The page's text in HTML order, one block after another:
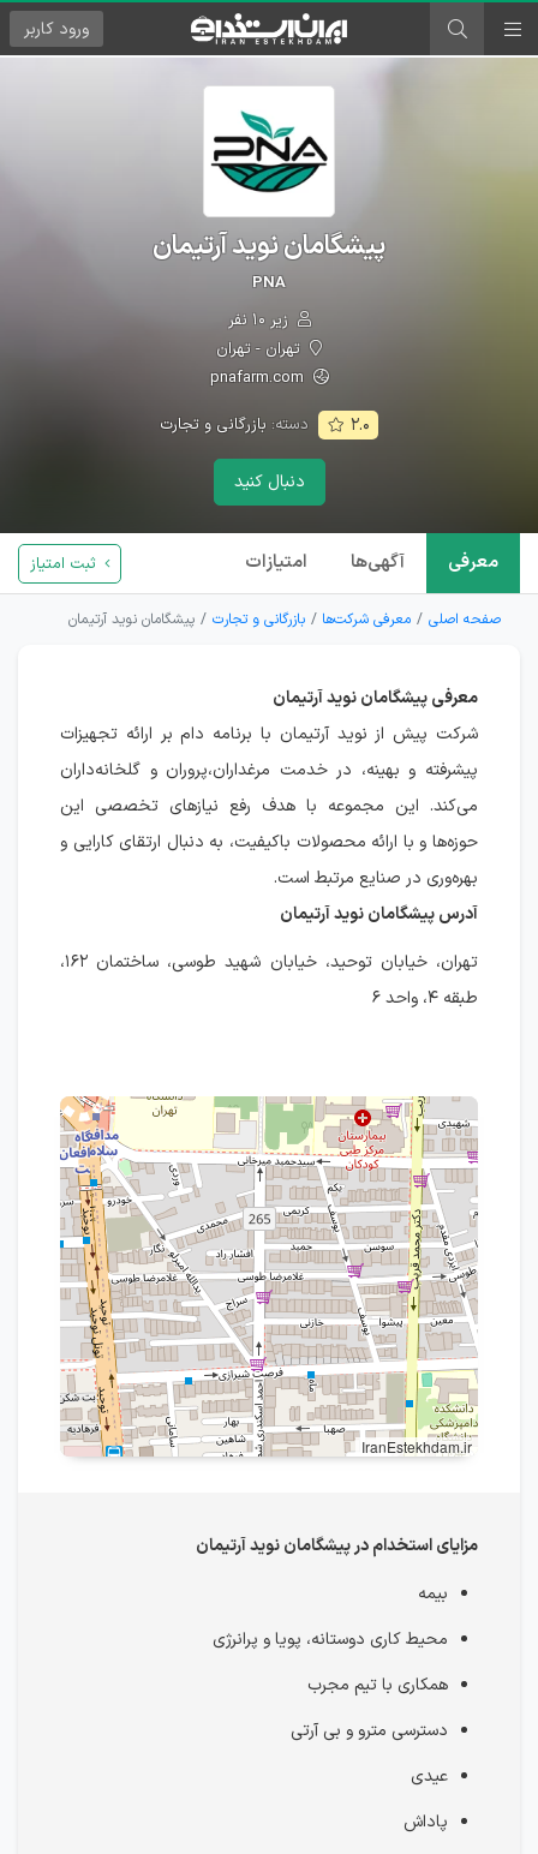
ورود کاربر
پیشگامان نوید آرتیمان
PNA
زیر ۱۰ نفر
تهران - تهران
pnafarm.com
۲.۰ دسته: بازرگانی و تجارت
دنبال کنید
معرفی آگهی‌ها امتیازات ثبت امتیاز
صفحه اصلی معرفی شرکت‌ها بازرگانی و تجارت پیشگامان نوید آرتیمان
معرفی پیشگامان نوید آرتیمان
شرکت پیش از نوید آرتیمان با برنامه دام بر ارائه تجهیزات
پیشرفته و بهینه، در خدمت مرغداران،پروران و گلخانه‌داران
می‌کند. این مجموعه با هدف رفع نیازهای تخصصی این
حوزه‌ها و با ارائه محصولات باکیفیت، به دنبال ارتقای کارایی و
بهره‌وری در صنایع مرتبط است.
آدرس پیشگامان نوید آرتیمان
تهران، خیابان توحید، خیابان شهید طوسی، ساختمان ۱۶۲،
طبقه ۴، واحد ۶
IranEstekhdam.ir
مزایای استخدام در پیشگامان نوید آرتیمان
بیمه
محیط کاری دوستانه، پویا و پرانرژی
همکاری با تیم مجرب
دسترسی مترو و بی آرتی
عیدی
پاداش